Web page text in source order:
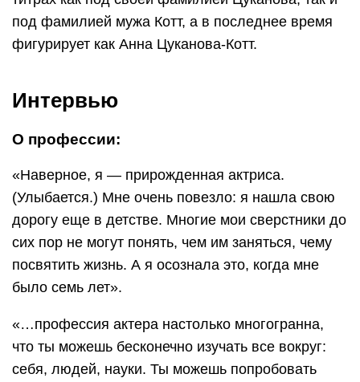
под фамилией мужа Котт, а в последнее время
фигурирует как Анна Цуканова-Котт.
Интервью
О профессии:
«Наверное, я — прирожденная актриса.
(Улыбается.) Мне очень повезло: я нашла свою
дорогу еще в детстве. Многие мои сверстники до
сих пор не могут понять, чем им заняться, чему
посвятить жизнь. А я осознала это, когда мне
было семь лет».
«…профессия актера настолько многогранна,
что ты можешь бесконечно изучать все вокруг:
себя, людей, науки. Ты можешь попробовать